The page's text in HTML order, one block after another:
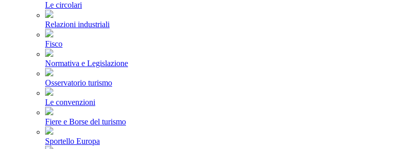
Le circolari
Relazioni industriali
Fisco
Normativa e Legislazione
Osservatorio turismo
Le convenzioni
Fiere e Borse del turismo
Sportello Europa